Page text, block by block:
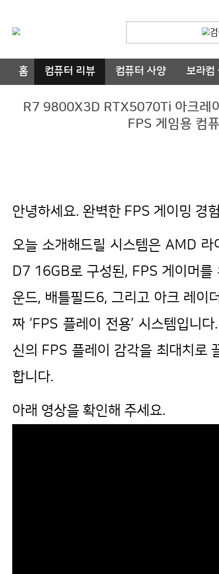
홈 컴퓨터 리뷰 컴퓨터 사양 보라컴
R7 9800X3D RTX5070Ti 아크레
FPS 게임용 컴
안녕하세요. 완벽한 FPS 게이밍 경
오늘 소개해드릴 시스템은 AMD
D7 16GB로 구성된, FPS 게이머를
운드, 배틀필드6, 그리고 아크 레이
짜 ‘FPS 플레이 전용’ 시스템입니
신의 FPS 플레이 감각을 최대치로
합니다.
아래 영상을 확인해 주세요.